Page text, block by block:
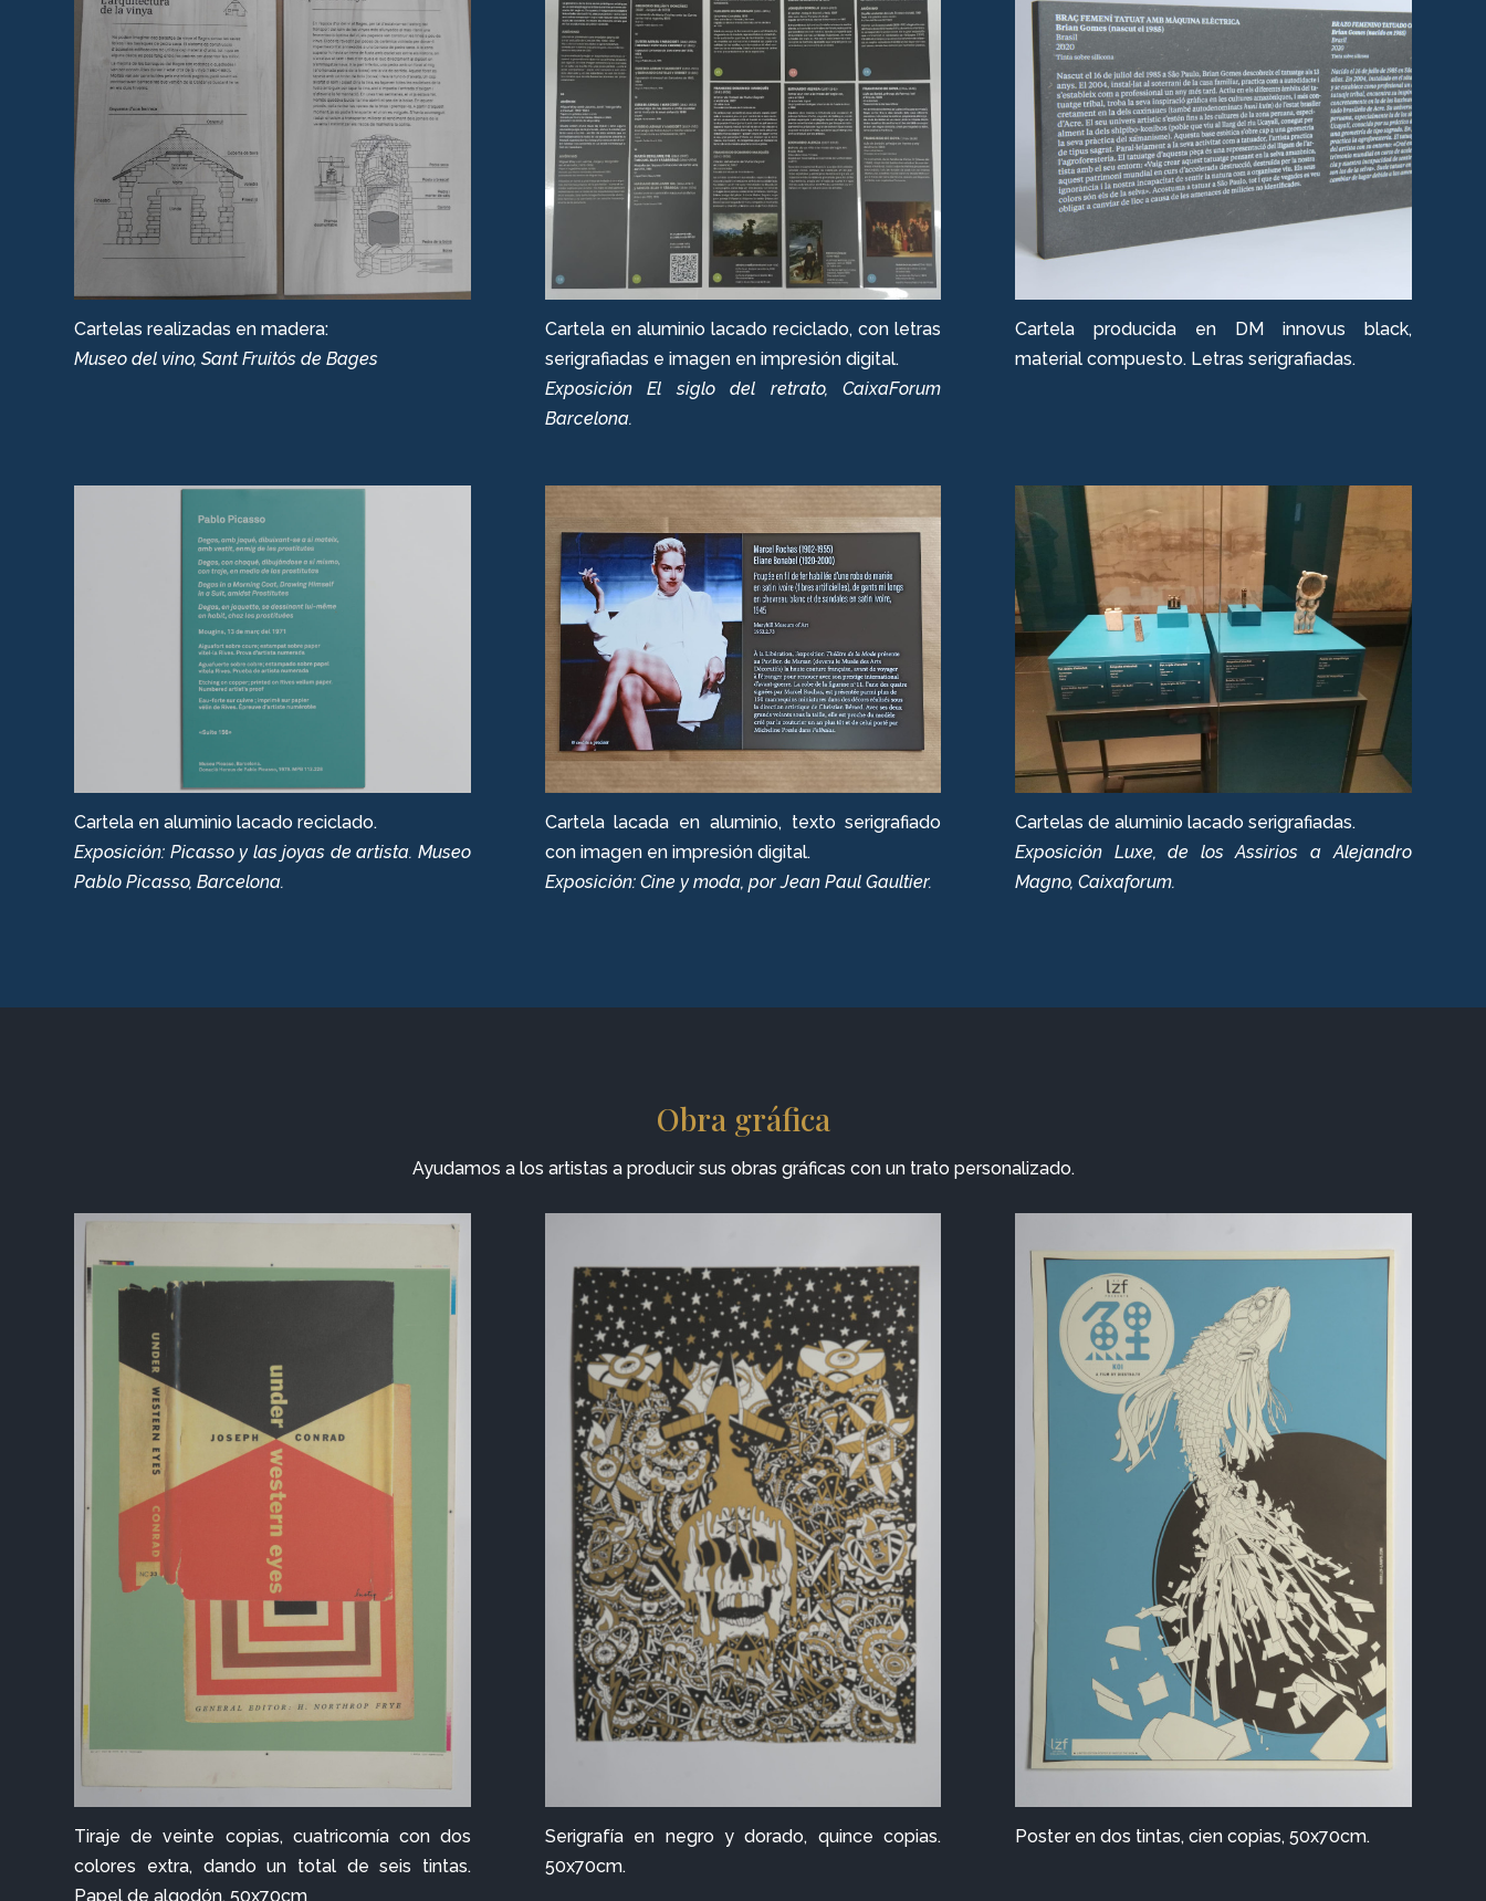
Cartelas realizadas en madera:
Museo del vino, Sant Fruitós de Bages
Cartela en aluminio lacado reciclado, con letras
serigrafiadas e imagen en impresión digital.
Exposición El siglo del retrato, CaixaForum
Barcelona.
Cartela producida en DM innovus black,
material compuesto. Letras serigrafiadas.
Cartela en aluminio lacado reciclado.
Exposición: Picasso y las joyas de artista. Museo
Pablo Picasso, Barcelona.
Cartela lacada en aluminio, texto serigrafiado
con imagen en impresión digital.
Exposición: Cine y moda, por Jean Paul Gaultier.
Cartelas de aluminio lacado serigrafiadas.
Exposición Luxe, de los Assirios a Alejandro
Magno, Caixaforum.
Obra gráfica
Ayudamos a los artistas a producir sus obras gráficas con un trato personalizado.
Tiraje de veinte copias, cuatricomía con dos
colores extra, dando un total de seis tintas.
Papel de algodón, 50x70cm
Serigrafía en negro y dorado, quince copias.
50x70cm.
Poster en dos tintas, cien copias, 50x70cm.